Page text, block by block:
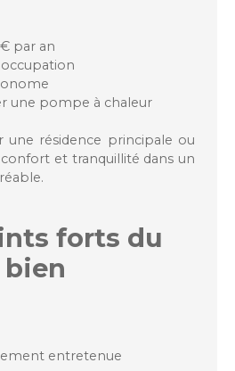
par an
une pompe à chaleur
une résidence principale ou
et tranquillité dans un
forts du
bien
entretenue